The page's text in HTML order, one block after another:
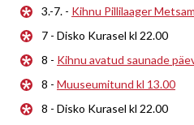
3.-7. - Kihnu Pillilaager
7 - Disko Kurasel kl 22.00
8 - Kihnu avatud saunade
8 - Muuseumitund kl 13.00
8 - Disko Kurasel kl 22.00